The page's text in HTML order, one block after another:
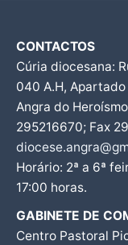
CONTACTOS
Cúria diocesana:
040 A.H,
Angra do
295216670; Fax
Horário: 2ª a 6ª
17:00 horas.
GABINETE DE
Centro Pastoral